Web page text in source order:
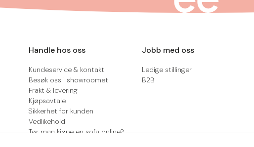
Handle hos oss
Kundeservice & kontakt
Besøk oss i showroomet
Frakt & levering
Kjøpsavtale
Sikkerhet for kunden
Vedlikehold
Tør man kjøpe en sofa online?
Jobb med oss
Ledige stillinger
B2B